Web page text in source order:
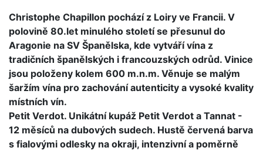
Christophe Chapillon pochází z Loiry ve Francii. V
polovině 80.let minulého století se přesunul do
Aragonie na SV Španělska, kde vytváří vína z
tradičních španělských i francouzských odrůd. Vinice
jsou položeny kolem 600 m.n.m. Věnuje se malým
šaržím vína pro zachování autenticity a vysoké kvality
místních vín.
Petit Verdot. Unikátní kupáž Petit Verdot a Tannat -
12 měsíců na dubových sudech. Hustě červená barva
s fialovými odlesky na okraji, intenzivní a poměrně